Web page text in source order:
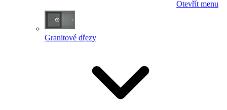
Otevřít menu
Granitové dřezy